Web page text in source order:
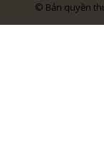
© Bản quyền